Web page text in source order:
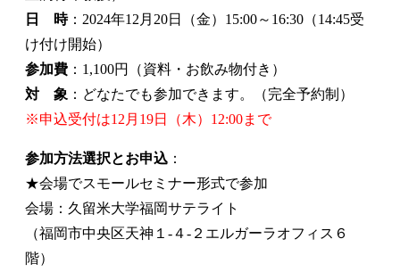
日 時：2024年12月20日（金）15:00～16:30（14:45受
け付け開始）
参加費 ：1,100円（資料・お飲み物付き）
対 象 ：どなたでも参加できます。（完全予約制）
※申込受付は12月19日（木）12:00まで
参加方法選択とお申込 ：
★会場でスモールセミナー形式で参加
会場：久留米大学福岡サテライト
（福岡市中央区天神１-４-２エルガーラオフィス６
階）